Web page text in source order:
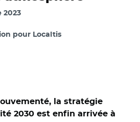
2023
pour Localtis
la stratégie
2030 est enfin arrivée à